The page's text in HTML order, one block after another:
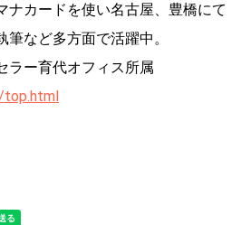
ナカードを使い名古屋、豊橋にて
など多方面で活躍中。
ラー育代オフィス所属